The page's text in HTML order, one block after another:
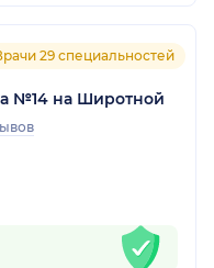
29 специальностей
№14 на Широтной